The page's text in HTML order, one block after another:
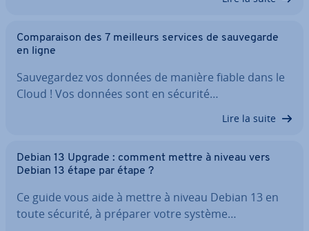
Com­pa­rai­son des 7 meilleurs services de sau­ve­garde
en ligne
Sau­ve­gar­dez vos données de manière fiable dans le
Cloud ! Vos données sont en sécurité…
Lire la suite
Debian 13 Upgrade : comment mettre à niveau vers
Debian 13 étape par étape ?
Ce guide vous aide à mettre à niveau Debian 13 en
toute sécurité, à préparer votre système…